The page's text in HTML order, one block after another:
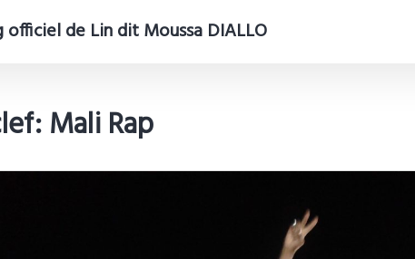
de Lin dit Moussa DIALLO
Mali Rap